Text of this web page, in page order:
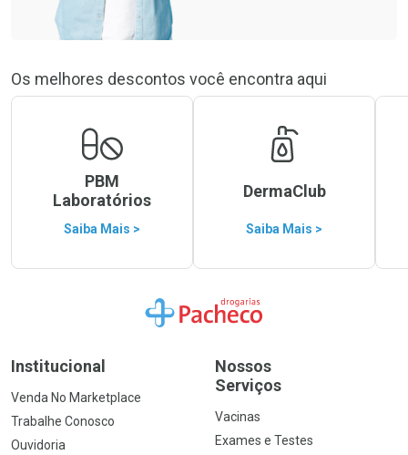
Os melhores descontos você encontra aqui
PBM
Laboratórios
Saiba Mais >
DermaClub
Saiba Mais >
Ir para a Home
Institucional
Venda No Marketplace
Trabalhe Conosco
Ouvidoria
Nossos
Serviços
Vacinas
Exames e Testes